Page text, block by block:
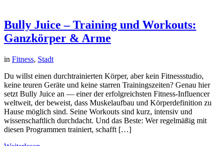
Bully Juice – Training und Workouts:
Ganzkörper & Arme
in Fitness, Stadt
Du willst einen durchtrainierten Körper, aber kein Fitnessstudio,
keine teuren Geräte und keine starren Trainingszeiten? Genau hier
setzt Bully Juice an — einer der erfolgreichsten Fitness-Influencer
weltweit, der beweist, dass Muskelaufbau und Körperdefinition zu
Hause möglich sind. Seine Workouts sind kurz, intensiv und
wissenschaftlich durchdacht. Und das Beste: Wer regelmäßig mit
diesen Programmen trainiert, schafft […]